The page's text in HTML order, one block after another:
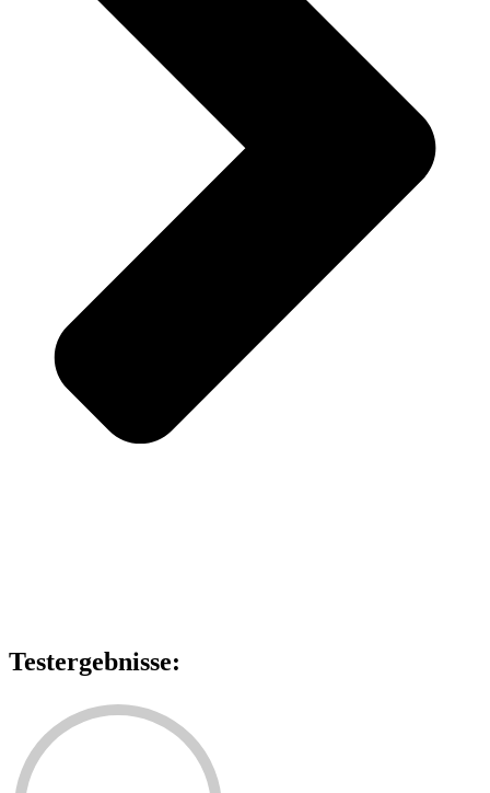
Testergebnisse: